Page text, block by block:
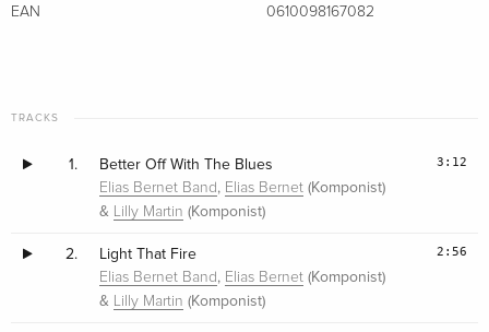
EAN 0610098167082
TRACKS
1. Better Off With The Blues
Elias Bernet Band , Elias Bernet (Komponist)
& Lilly Martin (Komponist)
3:12
2. Light That Fire
Elias Bernet Band , Elias Bernet (Komponist)
& Lilly Martin (Komponist)
2:56